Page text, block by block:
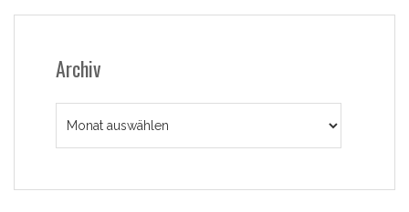
Archiv